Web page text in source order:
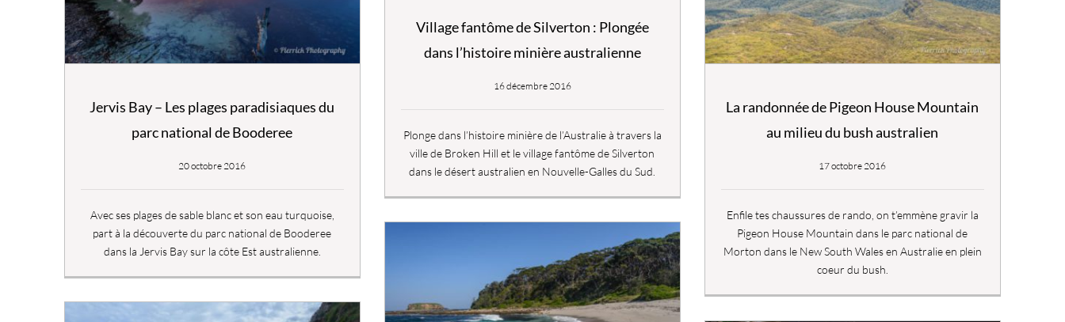
Village fantôme de Silverton : Plongée
dans l’histoire minière australienne
16 décembre 2016
Plonge dans l’histoire minière de l’Australie à travers la
ville de Broken Hill et le village fantôme de Silverton
dans le désert australien en Nouvelle-Galles du Sud.
Jervis Bay – Les plages paradisiaques du
parc national de Booderee
20 octobre 2016
Avec ses plages de sable blanc et son eau turquoise,
part à la découverte du parc national de Booderee
dans la Jervis Bay sur la côte Est australienne.
La randonnée de Pigeon House Mountain
au milieu du bush australien
17 octobre 2016
Enfile tes chaussures de rando, on t’emmène gravir la
Pigeon House Mountain dans le parc national de
Morton dans le New South Wales en Australie en plein
coeur du bush.